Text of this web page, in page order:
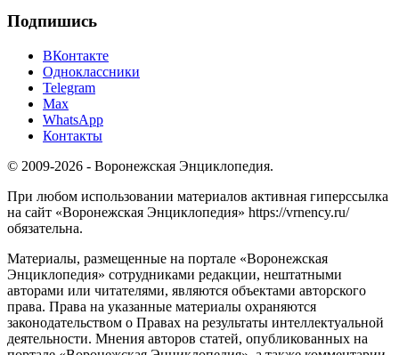
Подпишись
ВКонтакте
Одноклассники
Telegram
Max
WhatsApp
Контакты
© 2009-2026 - Воронежская Энциклопедия.
При любом использовании материалов активная гиперссылка
на сайт «Воронежская Энциклопедия» https://vrnency.ru/
обязательна.
Материалы, размещенные на портале «Воронежская
Энциклопедия» сотрудниками редакции, нештатными
авторами или читателями, являются объектами авторского
права. Права на указанные материалы охраняются
законодательством о Правах на результаты интеллектуальной
деятельности. Мнения авторов статей, опубликованных на